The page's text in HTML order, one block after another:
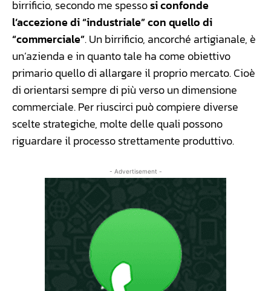
birrificio, secondo me spessosi confonde
l’accezione di “industriale” con quello di
“commerciale”. Un birrificio, ancorché artigianale, è
un’azienda e in quanto tale ha come obiettivo
primario quello di allargare il proprio mercato. Cioè
di orientarsi sempre di più verso un dimensione
commerciale. Per riuscirci può compiere diverse
scelte strategiche, molte delle quali possono
riguardare il processo strettamente produttivo.
- Advertisement -